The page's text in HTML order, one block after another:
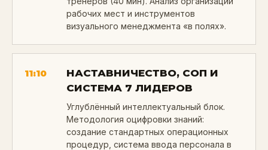
рабочих мест и инструментов
визуального менеджмента «в полях».
11:10
НАСТАВНИЧЕСТВО, СОП И
СИСТЕМА 7 ЛИДЕРОВ
Углублённый интеллектуальный блок.
Методология оцифровки знаний:
создание стандартных операционных
процедур, система ввода персонала в